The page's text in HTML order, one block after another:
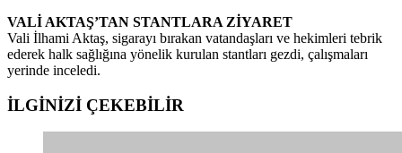
VALİ AKTAŞ’TAN STANTLARA ZİYARET
Vali İlhami Aktaş, sigarayı bırakan vatandaşları ve hekimleri tebrik
ederek halk sağlığına yönelik kurulan stantları gezdi, çalışmaları
yerinde inceledi.
İLGİNİZİ ÇEKEBİLİR